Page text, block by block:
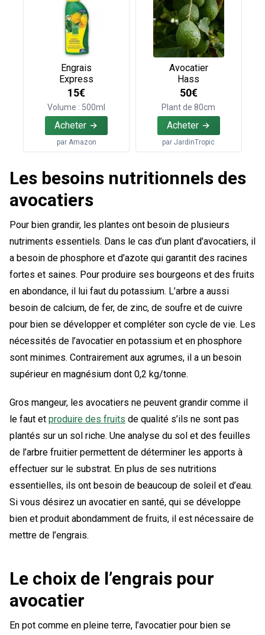
Engrais
Express
15€
Volume : 500ml
Acheter
par Amazon
Avocatier
Hass
50€
Plant de 80cm
Acheter
parJardinTropic
Les besoins nutritionnels des
avocatiers
Pour bien grandir, les plantes ont besoin de plusieurs
nutriments essentiels. Dans le cas d’un plant d’avocatiers, il
a besoin de phosphore et d’azote qui garantit des racines
fortes et saines. Pour produire ses bourgeons et des fruits
en abondance, il lui faut du potassium. L’arbre a aussi
besoin de calcium, de fer, de zinc, de soufre et de cuivre
pour bien se développer et compléter son cycle de vie. Les
nécessités de l’avocatier en potassium et en phosphore
sont minimes. Contrairement aux agrumes, il a un besoin
supérieur en magnésium dont 0,2 kg/tonne.
Gros mangeur, les avocatiers ne peuvent grandir comme il
le faut et produire des fruits de qualité s’ils ne sont pas
plantés sur un sol riche. Une analyse du sol et des feuilles
de l’arbre fruitier permettent de déterminer les apports à
effectuer sur le substrat. En plus de ses nutritions
essentielles, ils ont besoin de beaucoup de soleil et d’eau.
Si vous désirez un avocatier en santé, qui se développe
bien et produit abondamment de fruits, il est nécessaire de
mettre de l’engrais.
Le choix de l’engrais pour
avocatier
En pot comme en pleine terre, l’avocatier pour bien se